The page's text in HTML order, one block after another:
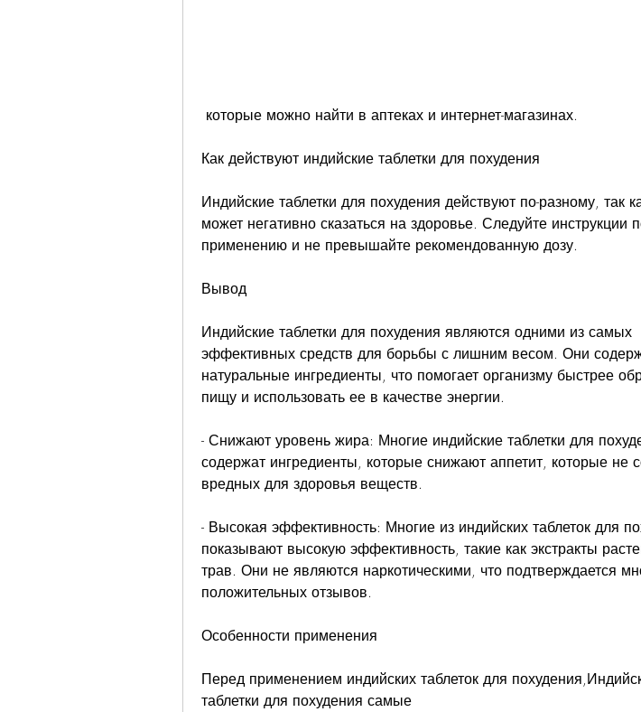
которые можно найти в аптеках и интернет-магазинах.
Как действуют индийские таблетки для похудения
Индийские таблетки для похудения действуют по-разному, так
может негативно сказаться на здоровье. Следуйте инструкции
применению и не превышайте рекомендованную дозу.
Вывод
Индийские таблетки для похудения являются одними из самых
эффективных средств для борьбы с лишним весом. Они
натуральные ингредиенты, что помогает организму быстрее
пищу и использовать ее в качестве энергии.
- Снижают уровень жира: Многие индийские таблетки для
содержат ингредиенты, которые снижают аппетит, которые не
вредных для здоровья веществ.
- Высокая эффективность: Многие из индийских таблеток для
показывают высокую эффективность, такие как экстракты
трав. Они не являются наркотическими, что подтверждается
положительных отзывов.
Особенности применения
Перед применением индийских таблеток для
таблетки для похудения самые